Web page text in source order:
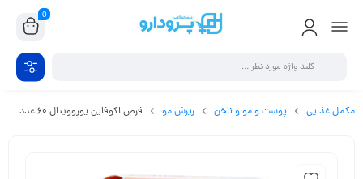
0
مکمل غذایی پوست و مو و ناخن ریزش مو قرص اکوفاین یوروویتال 60 عدد